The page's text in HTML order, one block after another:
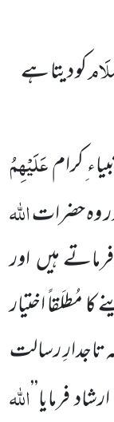
کو دیتا ہے
ِکرامعَلَیْہِمُ
وہ حضراتاللہ
ہیں اور
مُطلَقاً اختیار
رسالت
فرمایا’’اللہ